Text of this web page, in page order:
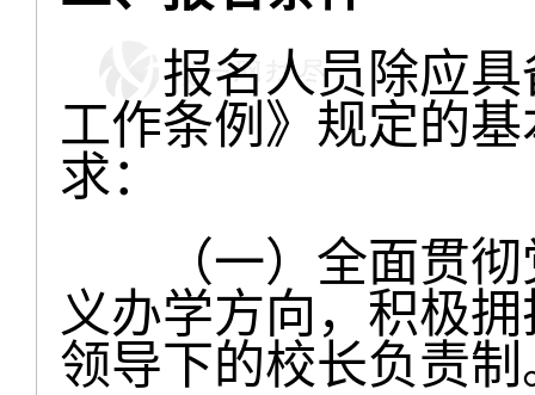
报名人员除应具
工作条例》规定的
求：
（一）全面贯彻
义办学方向，积极
领导下的校长负责制